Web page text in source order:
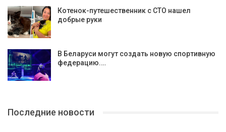
Котенок-путешественник с СТО нашел
добрые руки
В Беларуси могут создать новую спортивную
федерацию.…
Последние новости